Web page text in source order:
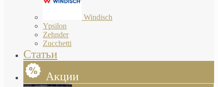
Windisch
Ypsilon
Zehnder
Zucchetti
Статьи
Акции